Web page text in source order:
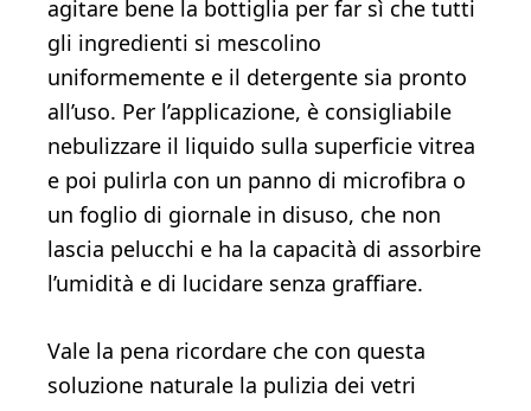
agitare bene la bottiglia per far sì che tutti
gli ingredienti si mescolino
uniformemente e il detergente sia pronto
all’uso. Per l’applicazione, è consigliabile
nebulizzare il liquido sulla superficie vitrea
e poi pulirla con un panno di microfibra o
un foglio di giornale in disuso, che non
lascia pelucchi e ha la capacità di assorbire
l’umidità e di lucidare senza graffiare.
Vale la pena ricordare che con questa
soluzione naturale la pulizia dei vetri